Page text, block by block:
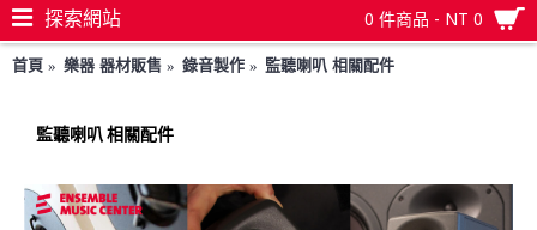
0 件商品 - NT 0
探索網站
首頁 樂器 器材販售 錄音製作 監聽喇叭 相關配件
監聽喇叭 相關配件